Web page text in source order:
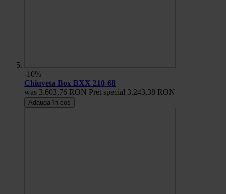
-10%
Chiuveta Box BXX 210-68
was 3.603,76 RON Pret special 3.243,38 RON
Adauga în cos